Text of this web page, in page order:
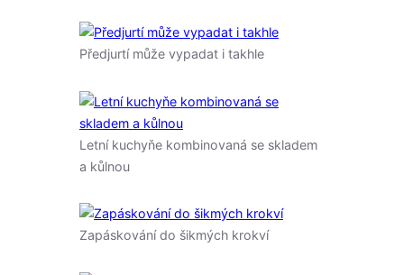
Předjurtí může vypadat i takhle
Letní kuchyňe kombinovaná se skladem
a kůlnou
Zapáskování do šikmých krokví